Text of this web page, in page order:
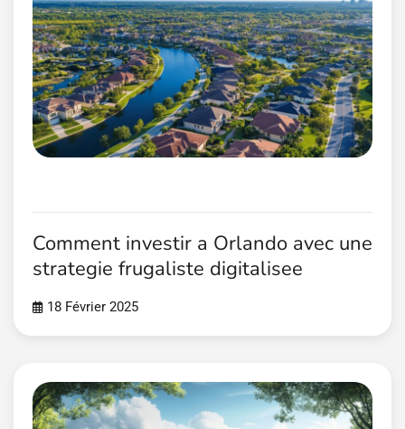
Comment investir a Orlando avec une
strategie frugaliste digitalisee
18 Février 2025